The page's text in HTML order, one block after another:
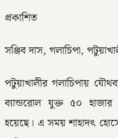
প্রকাশিত
সঞ্জিব দাস, গলাচিপা,
পটুয়াখালীর গলাচিপায়
ব্যান্ডরোল যুক্ত ৫০
হয়েছে। এ সময় শাহাদৎ